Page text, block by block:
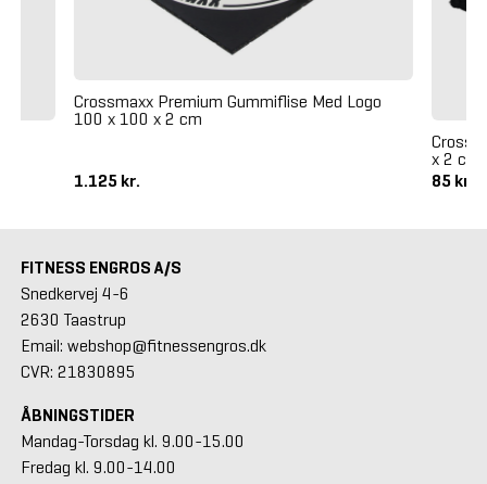
Crossmaxx Premium Gummiflise Med Logo
100 x 100 x 2 cm
1.125 kr.
x 2 cm
85 kr.
FITNESS ENGROS A/S
Snedkervej 4-6
2630 Taastrup
Email: webshop@fitnessengros.dk
CVR: 21830895
ÅBNINGSTIDER
Mandag-Torsdag kl. 9.00-15.00
Fredag kl. 9.00-14.00